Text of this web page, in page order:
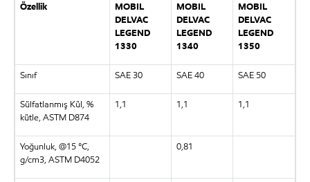
Özellik
MOBIL
DELVAC
LEGEND
1330
MOBIL
DELVAC
LEGEND
1340
MOBIL
DELVAC
LEGEND
1350
Sınıf SAE 30 SAE 40 SAE 50
Sülfatlanmış Kül, %
kütle, ASTM D874
1,1 1,1 1,1
Yoğunluk, @15 °C,
g/cm3, ASTM D4052
0,81